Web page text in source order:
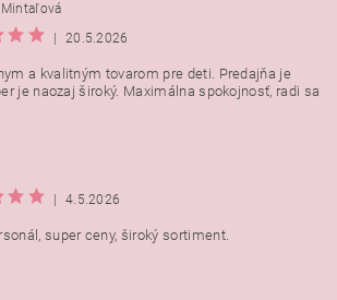
súhlasíte s
|
20.5.2026
a kvalitným tovarom pre deti. Predajňa je
je naozaj široký. Maximálna spokojnosť, radi sa
|
4.5.2026
super ceny, široký sortiment.